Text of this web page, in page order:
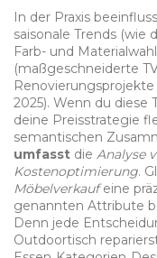
In der Praxis
saisonale Trends (wie
Farb- und Materialwahl
(maßgeschneiderte
2025). Wenn du diese
deine Preisstrategie
semantischen
umfasst die Analyse
Kostenoptimierung.
Möbelverkaufeine
genannten Attribute
Denn jede
Outdoortisch